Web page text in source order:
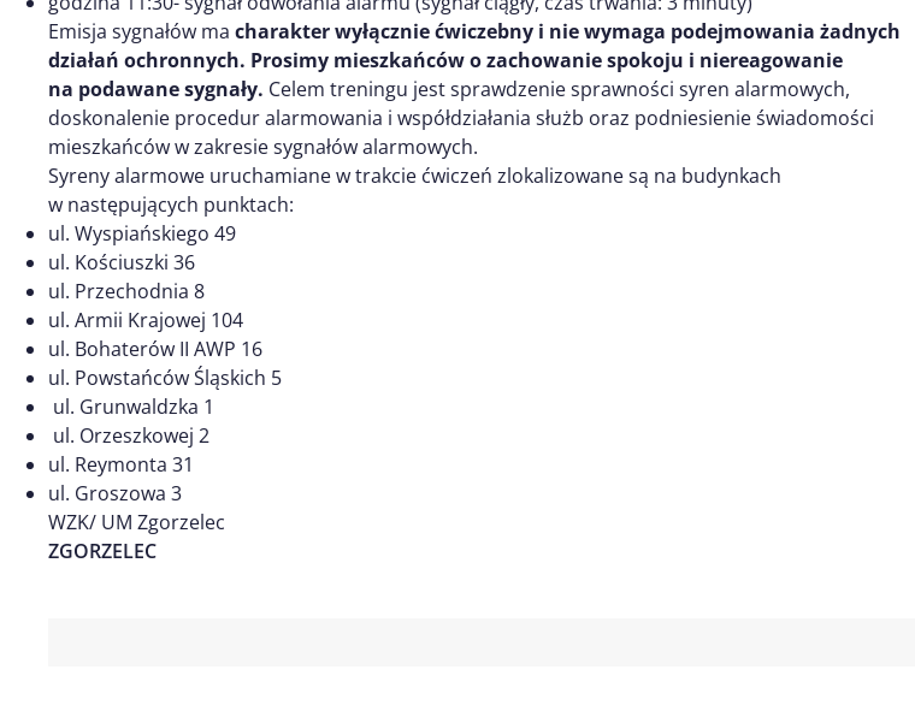
Emisja sygnałów ma charakter wyłącznie ćwiczebny i nie wymaga podejmowania żadnych
działań ochronnych. Prosimy mieszkańców o zachowanie spokoju i niereagowanie
na podawane sygnały. Celem treningu jest sprawdzenie sprawności syren alarmowych,
doskonalenie procedur alarmowania i współdziałania służb oraz podniesienie świadomości
mieszkańców w zakresie sygnałów alarmowych.
Syreny alarmowe uruchamiane w trakcie ćwiczeń zlokalizowane są na budynkach
w następujących punktach:
ul. Wyspiańskiego 49
ul. Kościuszki 36
ul. Przechodnia 8
ul. Armii Krajowej 104
ul. Bohaterów II AWP 16
ul. Powstańców Śląskich 5
ul. Grunwaldzka 1
ul. Orzeszkowej 2
ul. Reymonta 31
ul. Groszowa 3
WZK/ UM Zgorzelec
ZGORZELEC